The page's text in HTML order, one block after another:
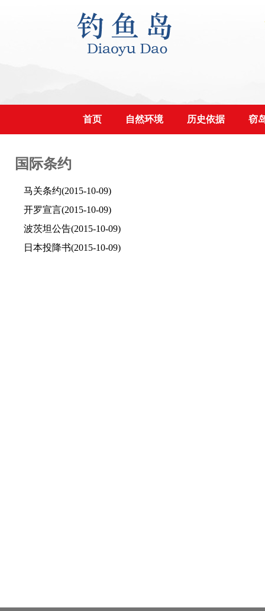
首页 自然环境 历史依据 窃
国际条约
马关条约(2015-10-09)
开罗宣言(2015-10-09)
波茨坦公告(2015-10-09)
日本投降书(2015-10-09)